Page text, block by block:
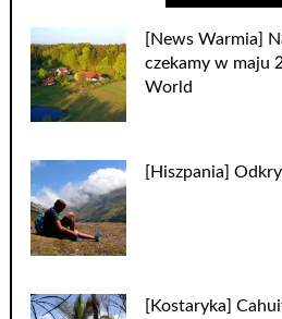
[News Warmia]
czekamy w maju
World
[Hiszpania]
[Kostaryka]